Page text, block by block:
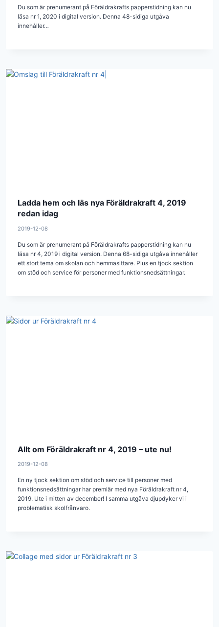
Du som är prenumerant på Föräldrakrafts papperstidning kan nu
läsa nr 1, 2020 i digital version. Denna 48-sidiga utgåva
innehåller…
Ladda hem och läs nya Föräldrakraft 4, 2019
redan idag
2019-12-08
Du som är prenumerant på Föräldrakrafts papperstidning kan nu
läsa nr 4, 2019 i digital version. Denna 68-sidiga utgåva innehåller
ett stort tema om skolan och hemmasittare. Plus en tjock sektion
om stöd och service för personer med funktionsnedsättningar.
Allt om Föräldrakraft nr 4, 2019 – ute nu!
2019-12-08
En ny tjock sektion om stöd och service till personer med
funktionsnedsättningar har premiär med nya Föräldrakraft nr 4,
2019. Ute i mitten av december! I samma utgåva djupdyker vi i
problematisk skolfrånvaro.